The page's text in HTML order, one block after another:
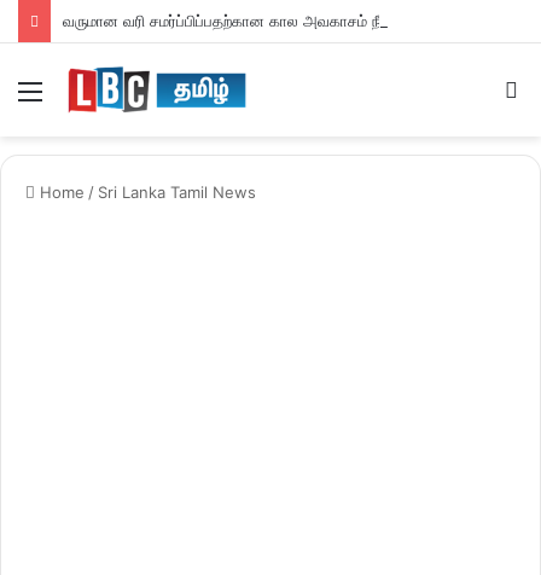
வருமான வரி சமர்ப்பிப்பதற்கான கால அவகாசம் நீடிப்பு
Home / Sri Lanka Tamil News